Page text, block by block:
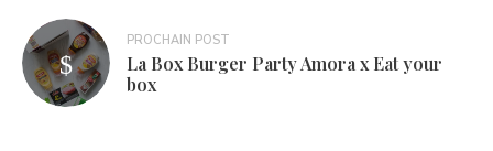
PROCHAIN POST
La Box Burger Party Amora x Eat your
box